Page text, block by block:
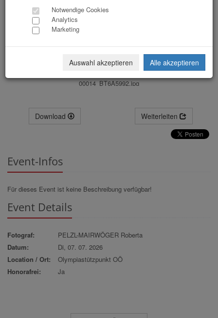
00014_BT6A5992.jpg
Download Weiterleiten
Event-Infos
Für dieses Event ist keine Beschreibung verfügbar!
Event Details
Fotograf:
PELZL-MAIRWÖGER Roberta
Datum:
Di, 07. 07. 2026
Location / Ort:
Olympiastützpunkt OÖ
Honorafrei:
Ja
Notwendige Cookies
Analytics
Marketing
Auswahl akzeptieren Alle akzeptieren